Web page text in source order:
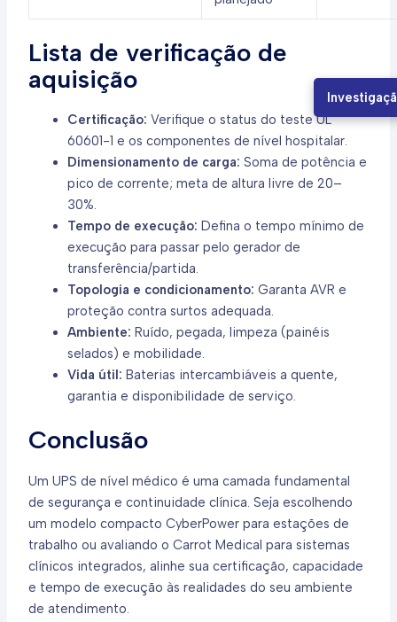
Lista de verificação de
aquisição
Certificação: Verifique o status do teste UL
60601-1 e os componentes de nível hospitalar.
Dimensionamento de carga: Soma de potência e
pico de corrente; meta de altura livre de 20–
30%.
Tempo de execução: Defina o tempo mínimo de
execução para passar pelo gerador de
transferência/partida.
Topologia e condicionamento: Garanta AVR e
proteção contra surtos adequada.
Ambiente: Ruído, pegada, limpeza (painéis
selados) e mobilidade.
Vida útil: Baterias intercambiáveis a quente,
garantia e disponibilidade de serviço.
Conclusão
Um UPS de nível médico é uma camada fundamental
de segurança e continuidade clínica. Seja escolhendo
um modelo compacto CyberPower para estações de
trabalho ou avaliando o Carrot Medical para sistemas
clínicos integrados, alinhe sua certificação, capacidade
e tempo de execução às realidades do seu ambiente
de atendimento.